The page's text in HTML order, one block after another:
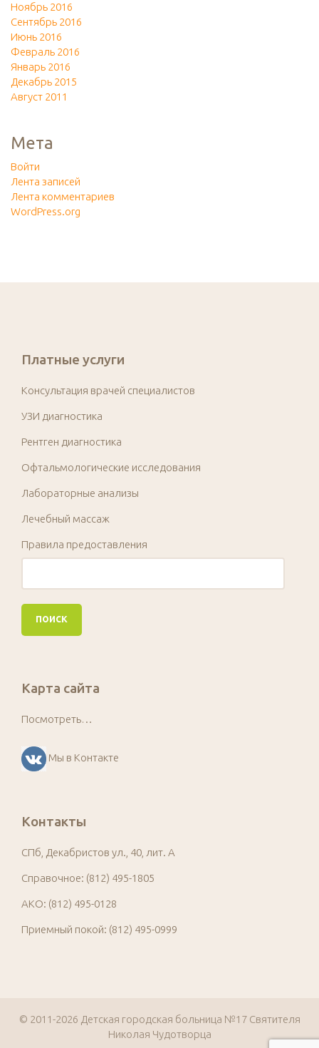
Ноябрь 2016
Сентябрь 2016
Июнь 2016
Февраль 2016
Январь 2016
Декабрь 2015
Август 2011
Мета
Войти
Лента записей
Лента комментариев
WordPress.org
Платные услуги
Консультация врачей специалистов
УЗИ диагностика
Рентген диагностика
Офтальмологические исследования
Лабораторные анализы
Лечебный массаж
Правила предоставления
Карта сайта
Посмотреть…
Мы в Контакте
Контакты
СПб, Декабристов ул., 40, лит. А
Справочное: (812) 495-1805
АКО: (812) 495-0128
Приемный покой: (812) 495-0999
© 2011-2026 Детская городская больница №17 Святителя
Николая Чудотворца